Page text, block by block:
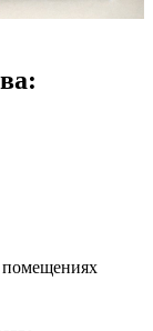
помещениях